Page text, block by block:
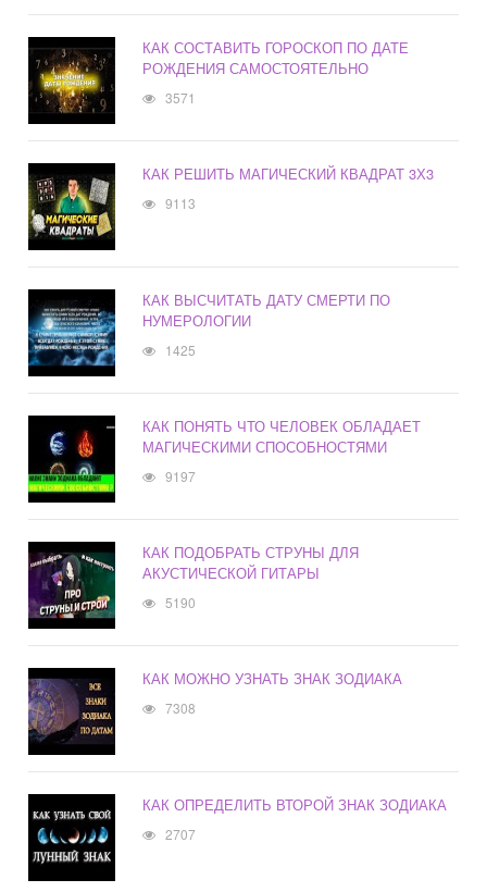
КАК СОСТАВИТЬ ГОРОСКОП ПО ДАТЕ
РОЖДЕНИЯ САМОСТОЯТЕЛЬНО
3571
КАК РЕШИТЬ МАГИЧЕСКИЙ КВАДРАТ 3Х3
9113
КАК ВЫСЧИТАТЬ ДАТУ СМЕРТИ ПО
НУМЕРОЛОГИИ
1425
КАК ПОНЯТЬ ЧТО ЧЕЛОВЕК ОБЛАДАЕТ
МАГИЧЕСКИМИ СПОСОБНОСТЯМИ
9197
КАК ПОДОБРАТЬ СТРУНЫ ДЛЯ
АКУСТИЧЕСКОЙ ГИТАРЫ
5190
КАК МОЖНО УЗНАТЬ ЗНАК ЗОДИАКА
7308
КАК ОПРЕДЕЛИТЬ ВТОРОЙ ЗНАК ЗОДИАКА
2707